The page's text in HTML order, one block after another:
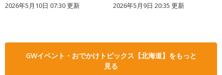
2026年5月10日 07:30 更新 2026年5月9日 20:35 更新
GWイベント・おでかけトピックス【北海道】をもっと
見る